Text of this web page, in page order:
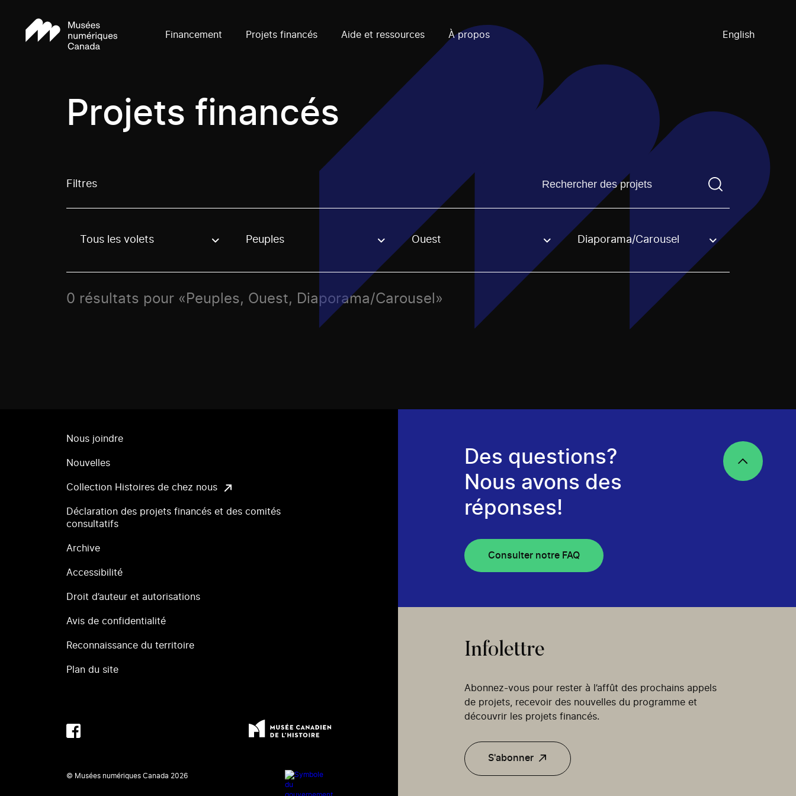
Financement Projets financés Aide et ressources À propos English
Projets financés
Filtres Trouvez un projetVous devez saisir un terme de
Use these options to filter projects by topic, stream or regon. The filter will be applied when selecting an option.
Tous les volets Peuples Ouest Diaporama/Carousel
0 résultats pour «Peuples, Ouest, Diaporama/Carousel»
Nous joindre
Nouvelles
Collection Histoires de chez nous
Déclaration des projets financés et des comités
consultatifs
Archive
Accessibilité
Droit d’auteur et autorisations
Avis de confidentialité
Reconnaissance du territoire
Plan du site
© Musées numériques Canada 2026
Des questions?
Nous avons des
réponses!
Consulter notre FAQ
Infolettre
Abonnez-vous pour rester à l’affût des prochains appels
de projets, recevoir des nouvelles du programme et
découvrir les projets financés.
S'abonner